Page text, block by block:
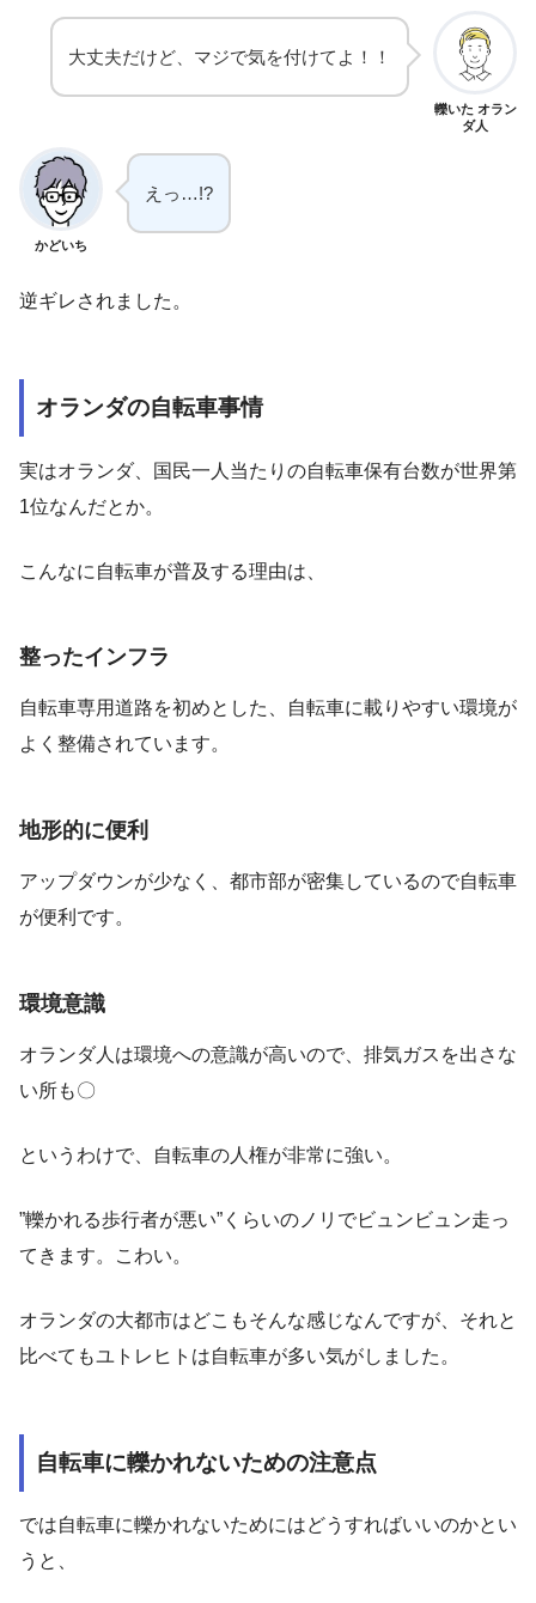
轢いた オラン
ダ人
大丈夫だけど、マジで気を付けてよ！！
かどいち
えっ…!?
逆ギレされました。
オランダの自転車事情
実はオランダ、国民一人当たりの自転車保有台数が世界第
1位なんだとか。
こんなに自転車が普及する理由は、
整ったインフラ
自転車専用道路を初めとした、自転車に載りやすい環境が
よく整備されています。
地形的に便利
アップダウンが少なく、都市部が密集しているので自転車
が便利です。
環境意識
オランダ人は環境への意識が高いので、排気ガスを出さな
い所も〇
というわけで、自転車の人権が非常に強い。
”轢かれる歩行者が悪い”くらいのノリでビュンビュン走っ
てきます。こわい。
オランダの大都市はどこもそんな感じなんですが、それと
比べてもユトレヒトは自転車が多い気がしました。
自転車に轢かれないための注意点
では自転車に轢かれないためにはどうすればいいのかとい
うと、